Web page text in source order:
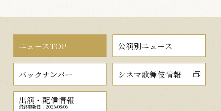
ニュースTOP 公演別ニュース
バックナンバー シネマ歌舞伎情報
出演・配信情報
最終更新日：2026/08/06